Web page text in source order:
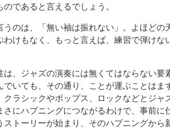
であると言えるでしょう。
うのは、「無い袖は振れない」。よほどの
わけもなく、もっと言えば、練習で弾けな
、ジャズの演奏には無くてはならない要
でいても、その通り、ことが運ぶことはま
クラシックやポップス、ロックなどとジャ
さにハプニングにつながるわけで、事前に
ストーリーが始まり、そのハプニングから